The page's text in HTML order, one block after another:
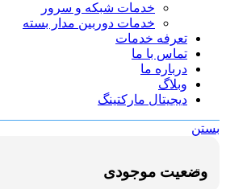
خدمات شبکه و سرور
خدمات دوربین مدار بسته
تعرفه خدمات
تماس با ما
درباره ما
وبلاگ
دیجیتال مارکتینگ
بستن
وضعیت موجودی